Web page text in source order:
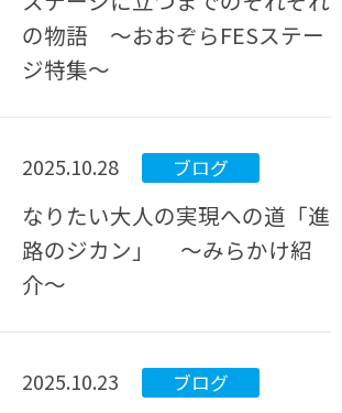
の物語 ～おおぞらFESステー
ジ特集～
2025.10.28 ブログ
なりたい大人の実現への道「進
路のジカン」 ～みらかけ紹
介～
2025.10.23 ブログ